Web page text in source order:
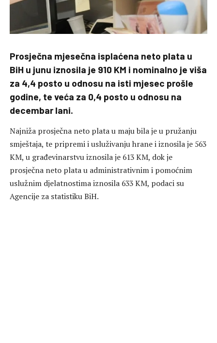
Prosječna mjesečna isplaćena neto plata u
BiH u junu iznosila je 910 KM i nominalno je viša
za 4,4 posto u odnosu na isti mjesec prošle
godine, te veća za 0,4 posto u odnosu na
decembar lani.
Najniža prosječna neto plata u maju bila je u pružanju
smještaja, te pripremi i usluživanju hrane i iznosila je 563
KM, u građevinarstvu iznosila je 613 KM, dok je
prosječna neto plata u administrativnim i pomoćnim
uslužnim djelatnostima iznosila 633 KM, podaci su
Agencije za statistiku BiH.